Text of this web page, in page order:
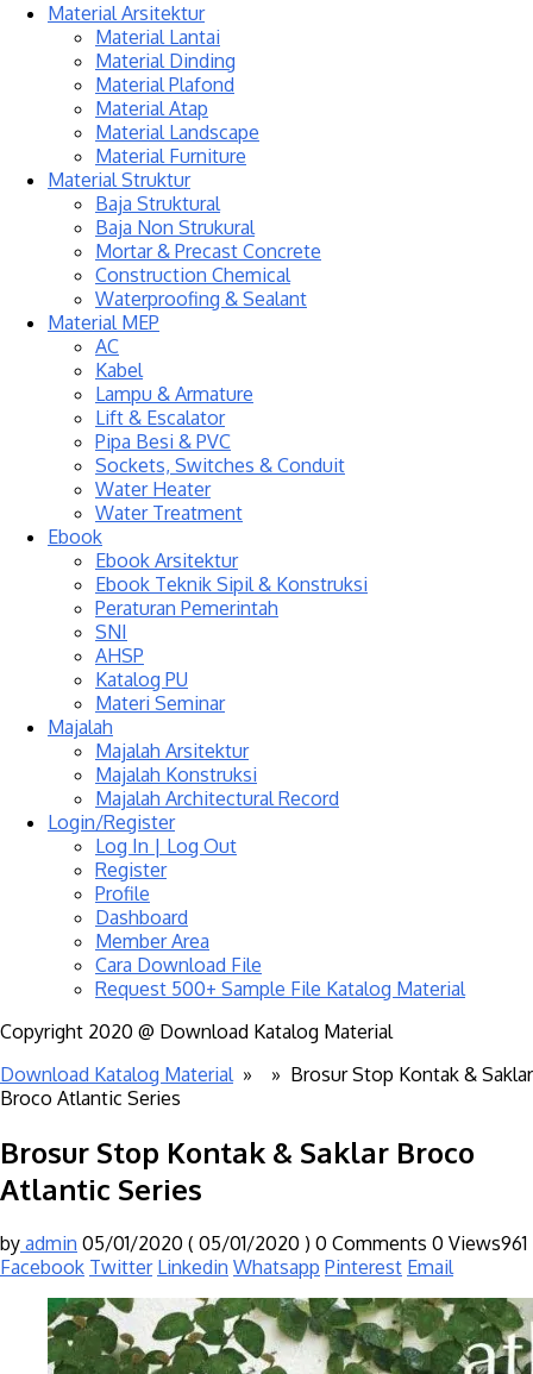
Material Arsitektur
Material Lantai
Material Dinding
Material Plafond
Material Atap
Material Landscape
Material Furniture
Material Struktur
Baja Struktural
Baja Non Strukural
Mortar & Precast Concrete
Construction Chemical
Waterproofing & Sealant
Material MEP
AC
Kabel
Lampu & Armature
Lift & Escalator
Pipa Besi & PVC
Sockets, Switches & Conduit
Water Heater
Water Treatment
Ebook
Ebook Arsitektur
Ebook Teknik Sipil & Konstruksi
Peraturan Pemerintah
SNI
AHSP
Katalog PU
Materi Seminar
Majalah
Majalah Arsitektur
Majalah Konstruksi
Majalah Architectural Record
Login/Register
Log In | Log Out
Register
Profile
Dashboard
Member Area
Cara Download File
Request 500+ Sample File Katalog Material
Copyright 2020 @ Download Katalog Material
Download Katalog Material» » Brosur Stop Kontak & Saklar
Broco Atlantic Series
Brosur Stop Kontak & Saklar Broco
Atlantic Series
by admin 05/01/2020 ( 05/01/2020 ) 0 Comments 0 Views961
Facebook Twitter Linkedin Whatsapp Pinterest Email